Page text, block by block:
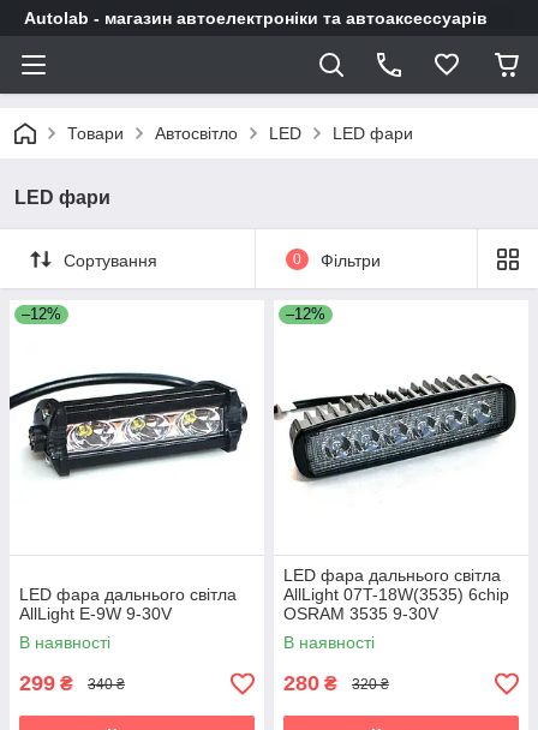
Autolab - магазин автоелектроніки та автоаксессуарів
Товари Автосвітло LED LED фари
LED фари
Сортування 0 Фільтри
–12%
LED фара дальнього світла
AllLight E-9W 9-30V
В наявності
299 ₴ 340 ₴
–12%
LED фара дальнього світла
AllLight 07T-18W(3535) 6chip
OSRAM 3535 9-30V
В наявності
280 ₴ 320 ₴